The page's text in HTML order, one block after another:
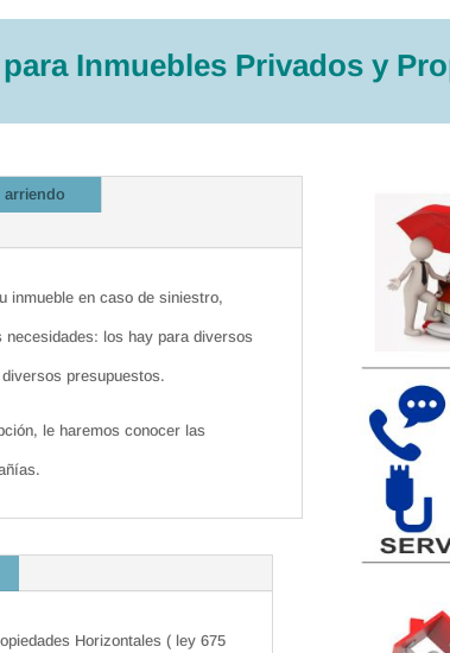
Inmuebles Privados y
arriendo
inmueble en caso de siniestro,
los hay para diversos
presupuestos.
le haremos conocer las
Horizontales ( ley 675